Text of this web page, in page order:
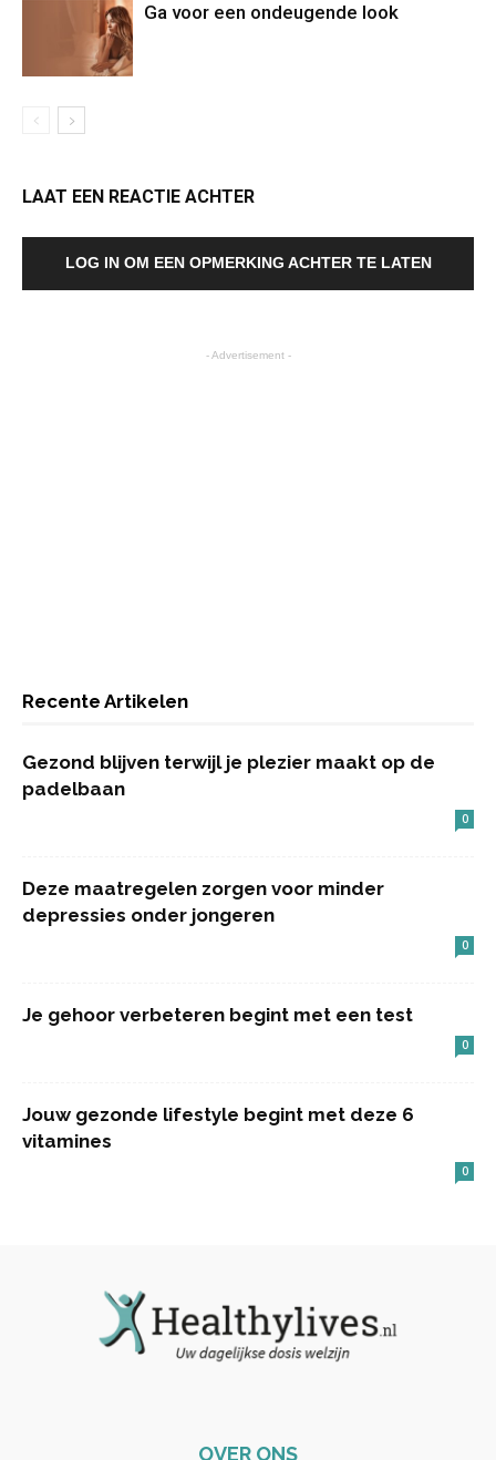
Ga voor een ondeugende look
LAAT EEN REACTIE ACHTER
LOG IN OM EEN OPMERKING ACHTER TE LATEN
- Advertisement -
Recente Artikelen
Gezond blijven terwijl je plezier maakt op de
padelbaan
0
Deze maatregelen zorgen voor minder
depressies onder jongeren
0
Je gehoor verbeteren begint met een test
0
Jouw gezonde lifestyle begint met deze 6
vitamines
0
OVER ONS